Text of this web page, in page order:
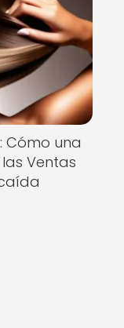
Cómo una
Ventas